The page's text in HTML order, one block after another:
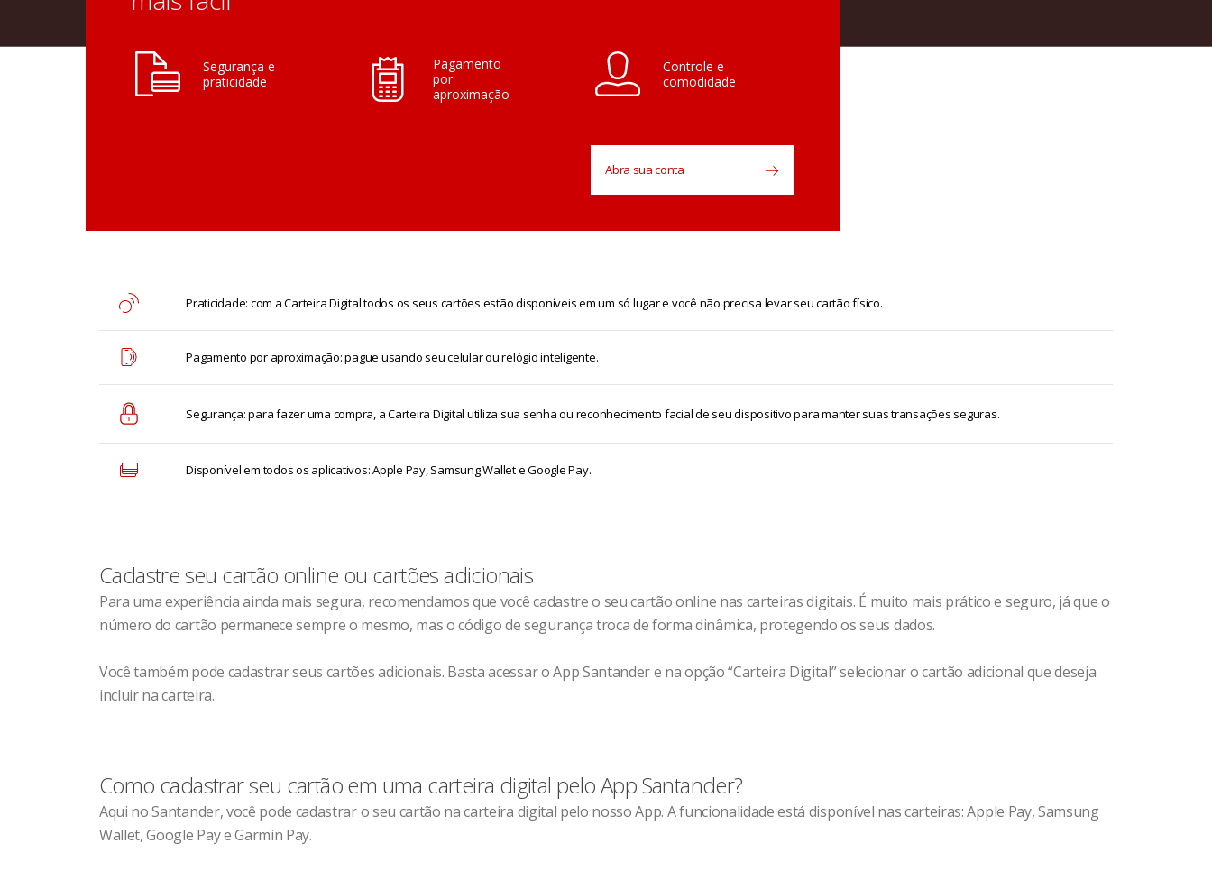
Segurança e
praticidade
Pagamento
por
aproximação
Controle e
comodidade
Abra sua conta
Praticidade: com a Carteira Digital todos os seus cartões estão disponíveis em um só lugar e você não precisa levar seu cartão físico.
Pagamento por aproximação: pague usando seu celular ou relógio inteligente.
Segurança: para fazer uma compra, a Carteira Digital utiliza sua senha ou reconhecimento facial de seu dispositivo para manter suas transações seguras.
Disponível em todos os aplicativos: Apple Pay, Samsung Wallet e Google Pay.
Cadastre seu cartão online ou cartões adicionais
Para uma experiência ainda mais segura, recomendamos que você cadastre o seu cartão online nas carteiras digitais. É muito mais prático e seguro, já que o
número do cartão permanece sempre o mesmo, mas o código de segurança troca de forma dinâmica, protegendo os seus dados.
Você também pode cadastrar seus cartões adicionais. Basta acessar o App Santander e na opção “Carteira Digital” selecionar o cartão adicional que deseja
incluir na carteira.
Como cadastrar seu cartão em uma carteira digital pelo App Santander?
Aqui no Santander, você pode cadastrar o seu cartão na carteira digital pelo nosso App. A funcionalidade está disponível nas carteiras: Apple Pay, Samsung
Wallet, Google Pay e Garmin Pay.